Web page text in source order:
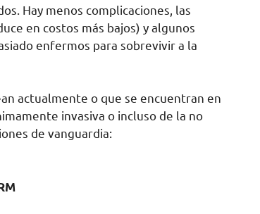
Hay menos complicaciones, las
en costos más bajos) y algunos
enfermos para sobrevivir a la
actualmente o que se encuentran en
invasiva o incluso de la no
de vanguardia: